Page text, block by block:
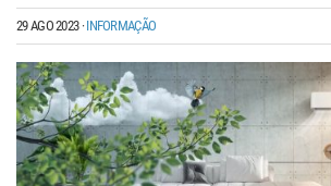
29 AGO 2023·INFORMAÇÃO